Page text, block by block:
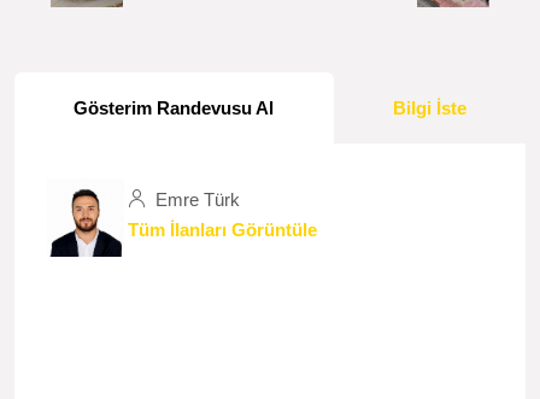
Gösterim Randevusu Al Bilgi İste
Emre Türk
Tüm İlanları Görüntüle